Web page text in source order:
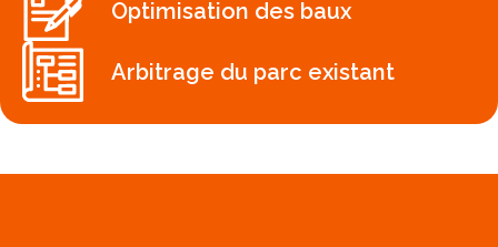
Optimisation des baux
Arbitrage du parc existant